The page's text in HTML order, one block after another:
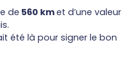
de 560 kmet d’une valeur
été là pour signer le bon